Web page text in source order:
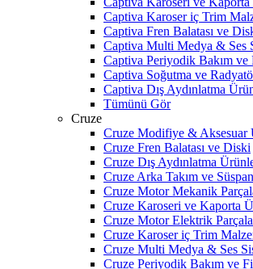
Captiva Karoser iç Trim
Captiva Fren Balatası ve
Captiva Multi Medya & Ses
Captiva Periyodik Bakım ve
Captiva Soğutma ve
Captiva Dış Aydınlatma
Tümünü Gör
Cruze
Cruze Modifiye & Aksesuar
Cruze Fren Balatası ve Diski
Cruze Dış Aydınlatma
Cruze Arka Takım ve
Cruze Motor Mekanik
Cruze Karoseri ve Kaporta
Cruze Motor Elektrik
Cruze Karoser iç Trim
Cruze Multi Medya & Ses
Cruze Periyodik Bakım ve